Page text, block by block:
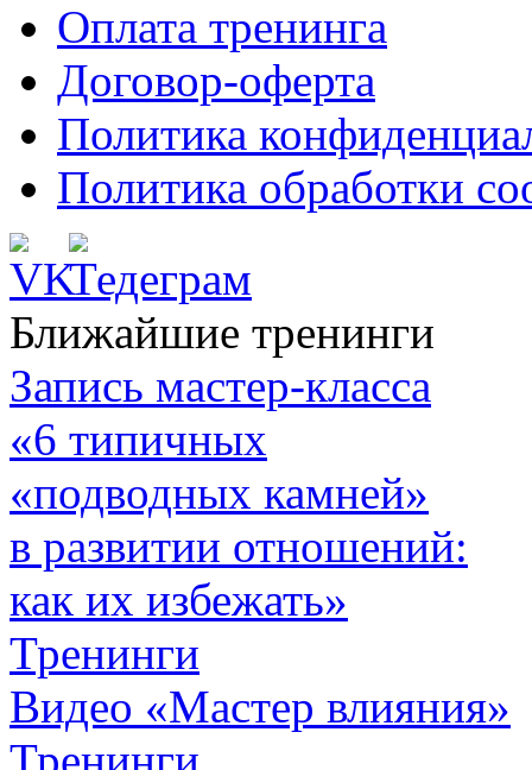
Оплата тренинга
Договор-оферта
Политика
Политика обработки
Ближайшие тренинги
Запись мастер-класса
«6 типичных
«подводных камней»
в развитии отношений:
как их избежать»
Тренинги
Видео «Мастер влияния»